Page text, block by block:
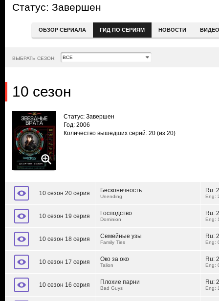
Статус: Завершен
ОБЗОР СЕРИАЛА ГИД ПО СЕРИЯМ НОВОСТИ ВИДЕО
ВЫБРАТЬ СЕЗОН:
10 сезон
Статус: Завершен
Год: 2006
Количество вышедших серий: 20 (из 20)
10 сезон 20 серия Бесконечность
Unending
Ru:
Eng:
10 сезон 19 серия Господство
Dominion
Ru:
Eng:
10 сезон 18 серия Семейные узы
Family Ties
Ru:
Eng:
10 сезон 17 серия Око за око
Talion
Ru:
Eng:
10 сезон 16 серия Плохие парни
Bad Guys
Ru:
Eng: